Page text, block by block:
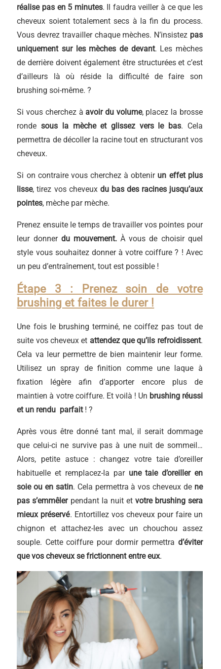
réalise pas en 5 minutes. Il faudra veiller à ce que les
cheveux soient totalement secs à la fin du process.
Vous devrez travailler chaque mèches. N’insistez pas
uniquement sur les mèches de devant. Les mèches
de derrière doivent également être structurées et c’est
d’ailleurs là où réside la difficulté de faire son
brushing soi-même. ?
Si vous cherchez à avoir du volume, placez la brosse
rondesous la mèche et glissez vers le bas. Cela
permettra de décoller la racine tout en structurant vos
cheveux.
Si on contraire vous cherchez à obtenir un effet plus
lisse, tirez vos cheveux du bas des racines jusqu’aux
pointes, mèche par mèche.
Prenez ensuite le temps de travailler vos pointes pour
leur donner du mouvement.À vous de choisir quel
style vous souhaitez donner à votre coiffure ? ! Avec
un peu d’entraînement, tout est possible !
Étape 3 : Prenez soin de votre
brushing et faites le durer !
Une fois le brushing terminé, ne coiffez pas tout de
suite vos cheveux et attendez que qu’ils refroidissent.
Cela va leur permettre de bien maintenir leur forme.
Utilisez un spray de finition comme une laque à
fixation légère afin d’apporter encore plus de
maintien à votre coiffure. Et voilà ! Un brushing réussi
et un rendu parfait! ?
Après vous être donné tant mal, il serait dommage
que celui-ci ne survive pas à une nuit de sommeil…
Alors, petite astuce : changez votre taie d’oreiller
habituelle et remplacez-la par une taie d’oreiller en
soie ou en satin. Cela permettra à vos cheveux de ne
pas s’emmêlerpendant la nuit et votre brushing sera
mieux préservé. Entortillez vos cheveux pour faire un
chignon et attachez-les avec un chouchou assez
souple. Cette coiffure pour dormir permettra d’éviter
que vos cheveux se frictionnent entre eux.